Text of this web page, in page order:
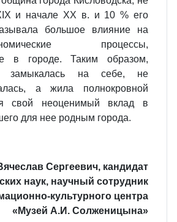
и начале ХХ в. и 10 % его
большое влияние на
процессы,
в городе. Таким образом,
замыкалась на себе, не
а жила полнокровной
свой неоценимый вклад в
для нее родным города.
Сергеевич, кандидат
наук, научный сотрудник
культурного центра
«Музей А.И. Солженицына»